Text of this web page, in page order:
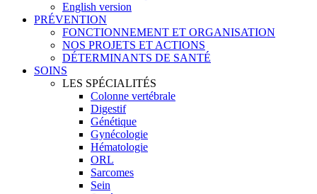
English version
PRÉVENTION
FONCTIONNEMENT ET ORGANISATION
NOS PROJETS ET ACTIONS
DÉTERMINANTS DE SANTÉ
SOINS
LES SPÉCIALITÉS
Colonne vertébrale
Digestif
Génétique
Gynécologie
Hématologie
ORL
Sarcomes
Sein